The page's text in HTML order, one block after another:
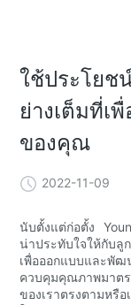
ใช้ประโยช
ย่างเต็มที่เ
ของคุณ
2022-11-09
นับตั้งแต่ก่อตั้ง
น่าประทับใจให้กับลู
เพื่อออกแบบและ
ควบคุมคุณภาพมาต
ของเราตรงตามหรื